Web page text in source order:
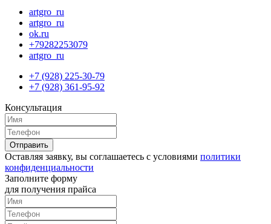
artgro_ru
artgro_ru
ok.ru
+79282253079
artgro_ru
+7 (928) 225-30-79
+7 (928) 361-95-92
Консультация
Оставляя заявку, вы соглашаетесь с условиями политики
конфиденциальности
Заполните форму
для получения прайса